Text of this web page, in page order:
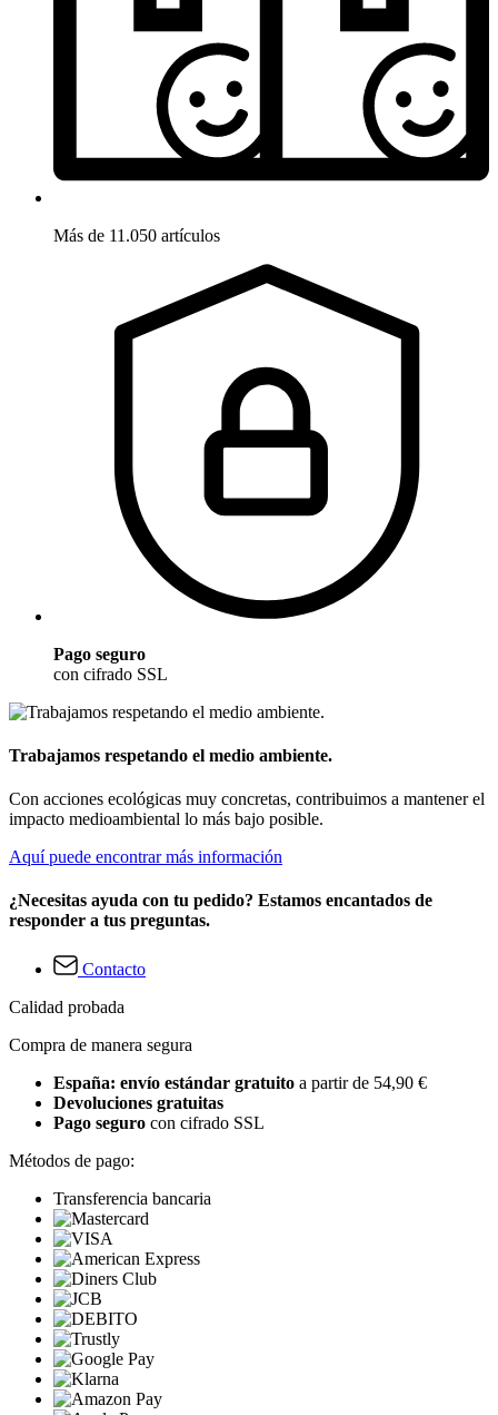
Más de 11.050 artículos
Pago seguro
con cifrado SSL
Trabajamos respetando el medio ambiente.
Con acciones ecológicas muy concretas, contribuimos a mantener el
impacto medioambiental lo más bajo posible.
Aquí puede encontrar más información
¿Necesitas ayuda con tu pedido? Estamos encantados de
responder a tus preguntas.
Contacto
Calidad probada
Compra de manera segura
España: envío estándar gratuito a partir de 54,90 €
Devoluciones gratuitas
Pago seguro con cifrado SSL
Métodos de pago:
Transferencia bancaria